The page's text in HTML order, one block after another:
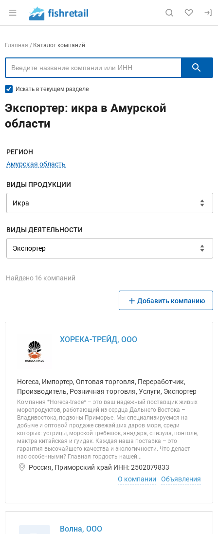
Раздел навигации по сайту fishretail.ru
Навигация по компаниям
Главная Каталог компаний
Искать в текущем разделе
Экспортер: икра в Амурской
области
Меню навигации
РЕГИОН
Амурская область
ВИДЫ ПРОДУКЦИИ
ВИДЫ ДЕЯТЕЛЬНОСТИ
Найдено 16 компаний
Добавить компанию
ХОРЕКА-ТРЕЙД, ООО
Horeca, Импортер, Оптовая торговля, Переработчик,
Производитель, Розничная торговля, Услуги, Экспортер
Компания *Horeca-trade* – это ваш надежный поставщик живых
морепродуктов, работающий из сердца Дальнего Востока –
Владивостока, подзоны Приморье. Мы специализируемся на
добыче и оптовой продаже свежайших даров моря, среди
которых: устрицы, морской гребешок, анадара, спизула, вонголе,
мактра китайская и гуидак. Каждая наша поставка – это
гарантия высочайшего качества и экологичности. Что делает
нас особенными? Главная гордость нашей...
Россия, Приморский край ИНН: 2502079833
О компании
Объявления
Волна, ООО